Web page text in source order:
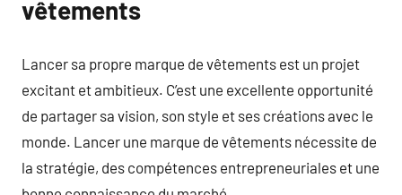
vêtements
Lancer sa propre marque de vêtements est un projet
excitant et ambitieux. C’est une excellente opportunité
de partager sa vision, son style et ses créations avec le
monde. Lancer une marque de vêtements nécessite de
la stratégie, des compétences entrepreneuriales et une